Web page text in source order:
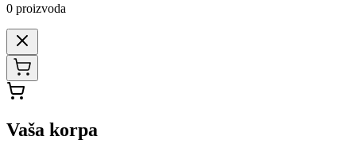
0 proizvoda
Vaša korpa